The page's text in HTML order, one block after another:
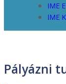
IME
IME
Pályázni